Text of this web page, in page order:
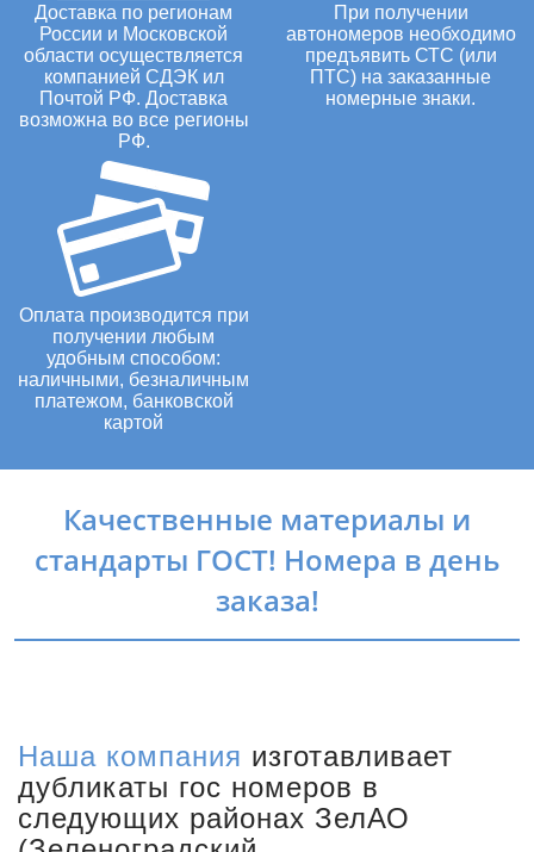
Доставка по регионам
России и Московской
области осуществляется
компанией СДЭК ил
Почтой РФ. Доставка
возможна во все регионы
РФ.
При получении
автономеров необходимо
предъявить СТС (или
ПТС) на заказанные
номерные знаки.
Оплата производится при
получении любым
удобным способом:
наличными, безналичным
платежом, банковской
картой
Качественные материалы и
стандарты ГОСТ! Номера в день
заказа!
Наша компания изготавливает
дубликаты гос номеров в
следующих районах ЗелАО